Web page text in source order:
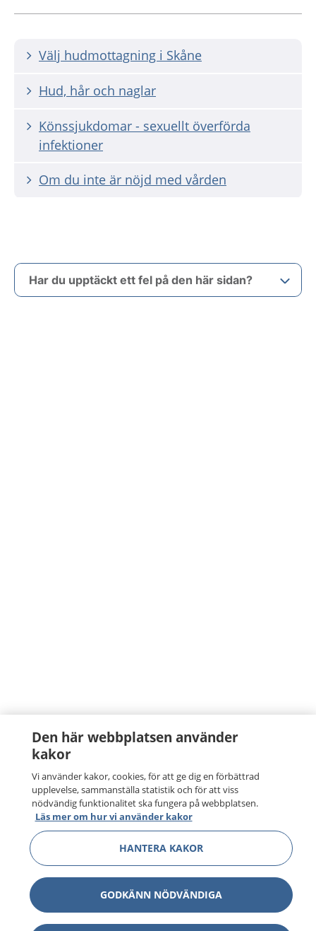
Välj hudmottagning i Skåne
Hud, hår och naglar
Könssjukdomar - sexuellt överförda
infektioner
Om du inte är nöjd med vården
Har du upptäckt ett fel på den här sidan?
Den här webbplatsen använder
kakor
Vi använder kakor, cookies, för att ge dig en förbättrad
upplevelse, sammanställa statistik och för att viss
nödvändig funktionalitet ska fungera på webbplatsen.
Läs mer om hur vi använder kakor
HANTERA KAKOR
GODKÄNN NÖDVÄNDIGA